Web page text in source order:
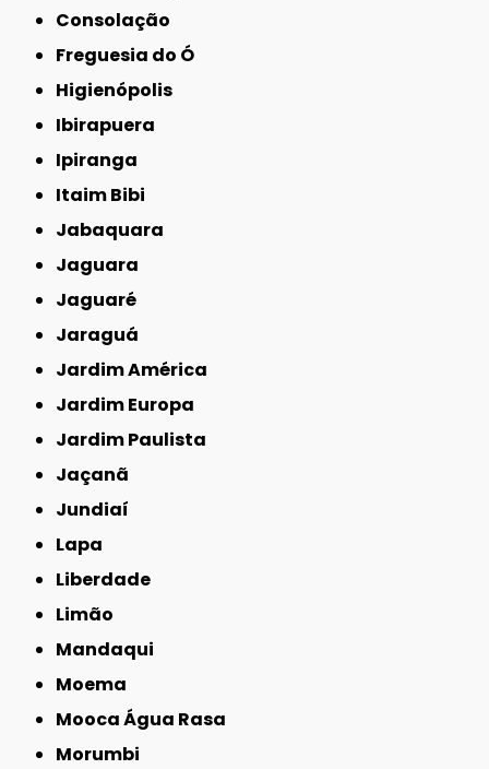
Consolação
Freguesia do Ó
Higienópolis
Ibirapuera
Ipiranga
Itaim Bibi
Jabaquara
Jaguara
Jaguaré
Jaraguá
Jardim América
Jardim Europa
Jardim Paulista
Jaçanã
Jundiaí
Lapa
Liberdade
Limão
Mandaqui
Moema
Mooca Água Rasa
Morumbi